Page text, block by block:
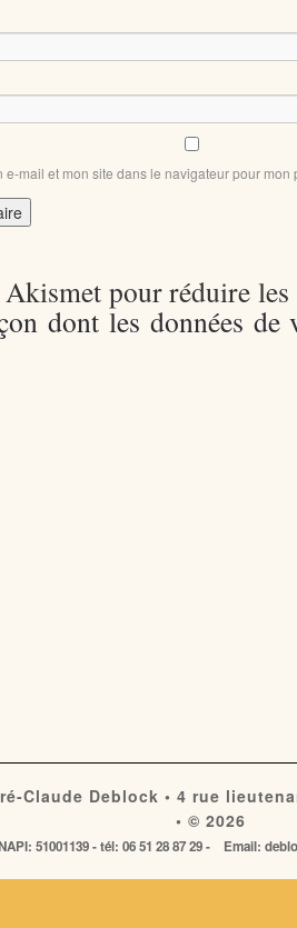
e-mail et mon site dans le navigateur pour
pour réduire
dont les données de
Claude Deblock • 4 rue
• © 2026
51001139 - tél: 06 51 28 87 29 - Email: